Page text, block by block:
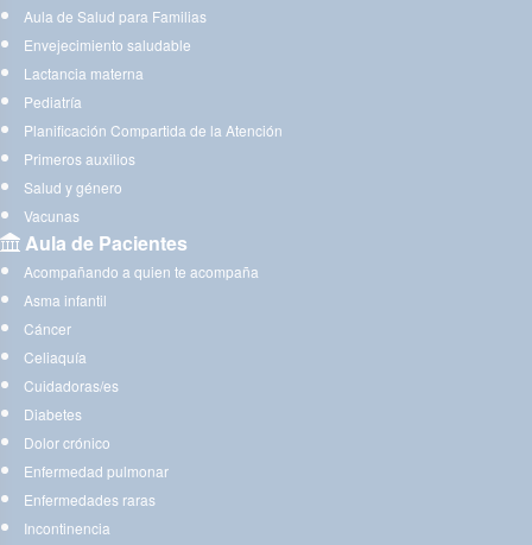
Aula de Salud para Familias
Envejecimiento saludable
Lactancia materna
Pediatría
Planificación Compartida de la Atención
Primeros auxilios
Salud y género
Vacunas
Aula de Pacientes
Acompañando a quien te acompaña
Asma infantil
Cáncer
Celiaquía
Cuidadoras/es
Diabetes
Dolor crónico
Enfermedad pulmonar
Enfermedades raras
Incontinencia